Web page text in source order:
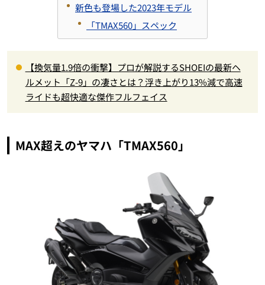
新色も登場した2023年モデル
「TMAX560」スペック
【換気量1.9倍の衝撃】プロが解説するSHOEIの最新ヘ
ルメット「Z-9」の凄さとは？浮き上がり13%減で高速
ライドも超快適な傑作フルフェイス
MAX超えのヤマハ「TMAX560」